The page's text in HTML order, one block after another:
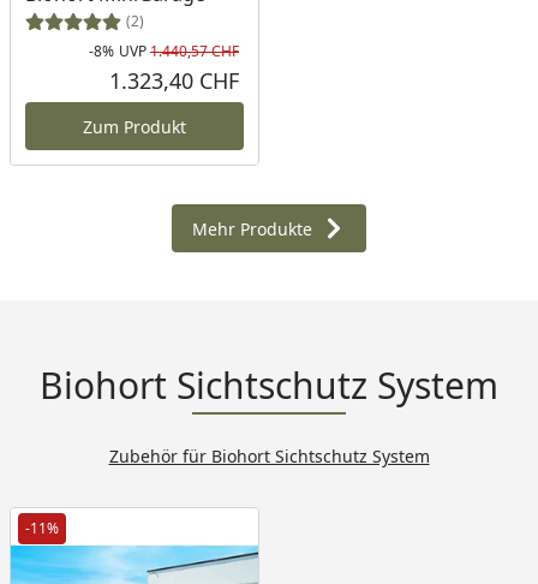
(2)
Rabatt in Prozent
-8%
Ursprünglicher Preis
UVP1.440,57 CHF
1.323,40 CHF
Zum Produkt
Mehr Produkte
Biohort Sichtschutz System
Zubehör für Biohort Sichtschutz System
-11%